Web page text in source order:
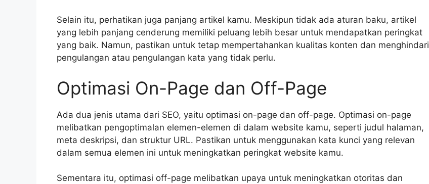
Selain itu, perhatikan juga panjang artikel kamu. Meskipun tidak ada aturan baku, artikel
yang lebih panjang cenderung memiliki peluang lebih besar untuk mendapatkan peringkat
yang baik. Namun, pastikan untuk tetap mempertahankan kualitas konten dan menghindari
pengulangan atau pengulangan kata yang tidak perlu.
Optimasi On-Page dan Off-Page
Ada dua jenis utama dari SEO, yaitu optimasi on-page dan off-page. Optimasi on-page
melibatkan pengoptimalan elemen-elemen di dalam website kamu, seperti judul halaman,
meta deskripsi, dan struktur URL. Pastikan untuk menggunakan kata kunci yang relevan
dalam semua elemen ini untuk meningkatkan peringkat website kamu.
Sementara itu, optimasi off-page melibatkan upaya untuk meningkatkan otoritas dan